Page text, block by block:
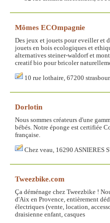
Mômes ECOmpagnie
Des jeux et jouets pour eveiller et
jouets en bois ecologiques et
alternatives steiner-waldorf et
creatif bio pour bricoler
10 rue lothaire, 67200
Dorlotin
Nous sommes créateurs d'une
bébés. Notre éponge est certifiée
française.
Chez veau, 16290 ASNIERES
Tweezbike.com
Ça déménage chez Tweezbike !
d'Aix en Provence, entièrement
électriques (vente, location,
draisienne enfant, casques